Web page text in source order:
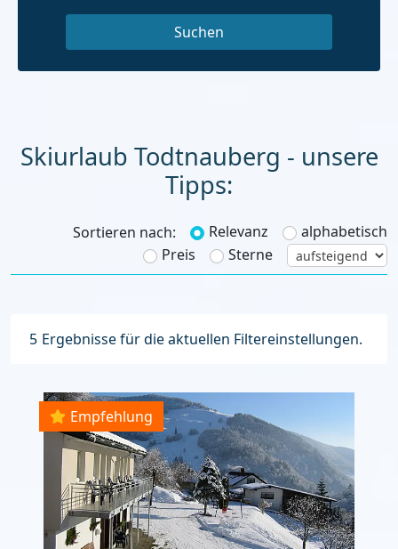
Skiurlaub Todtnauberg - unsere
Tipps:
Sortieren nach: Relevanz
alphabetisch
Preis
Sterne
5 Ergebnisse für die aktuellen Filtereinstellungen.
Empfehlung